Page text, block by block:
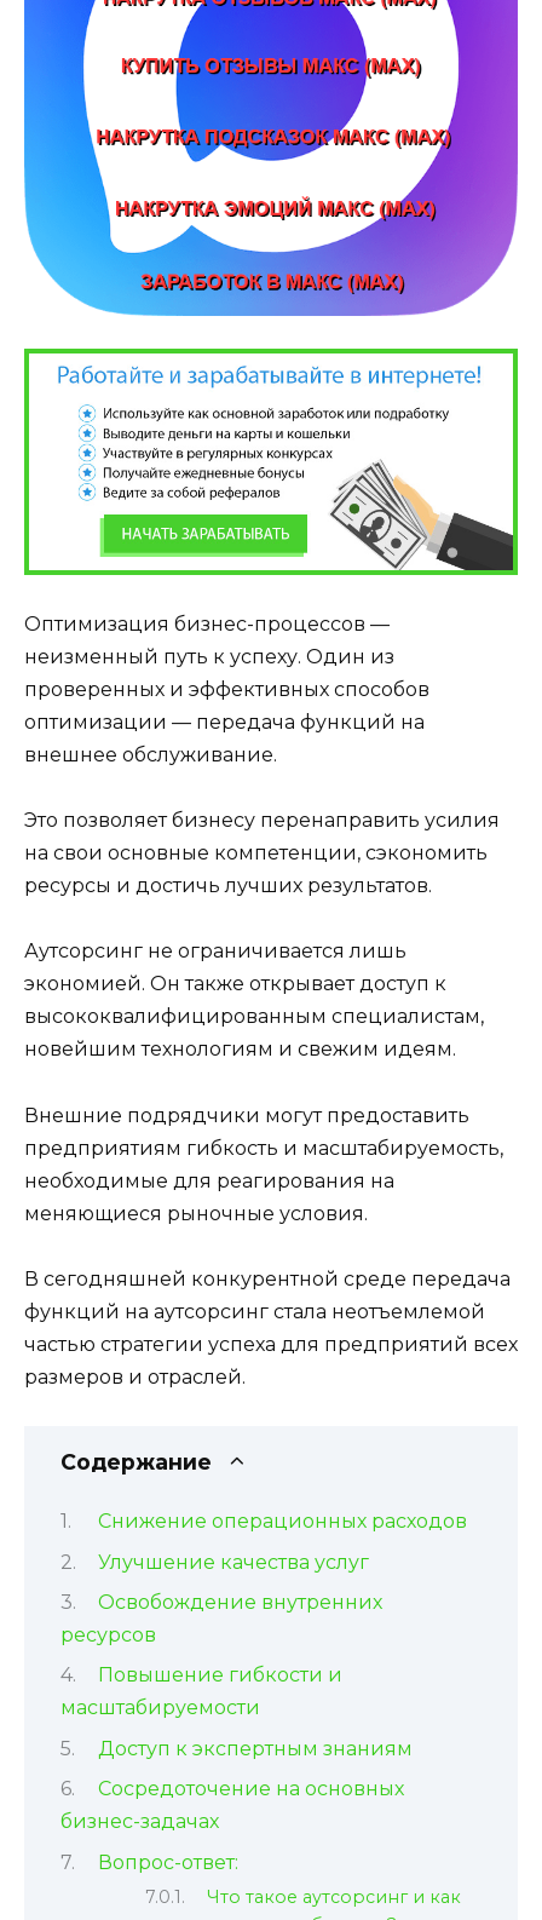
Оптимизация бизнес-процессов —
неизменный путь к успеху. Один из
проверенных и эффективных способов
оптимизации — передача функций на
внешнее обслуживание.
Это позволяет бизнесу перенаправить усилия
на свои основные компетенции, сэкономить
ресурсы и достичь лучших результатов.
Аутсорсинг не ограничивается лишь
экономией. Он также открывает доступ к
высококвалифицированным специалистам,
новейшим технологиям и свежим идеям.
Внешние подрядчики могут предоставить
предприятиям гибкость и масштабируемость,
необходимые для реагирования на
меняющиеся рыночные условия.
В сегодняшней конкурентной среде передача
функций на аутсорсинг стала неотъемлемой
частью стратегии успеха для предприятий всех
размеров и отраслей.
Содержание
Снижение операционных расходов
Улучшение качества услуг
Освобождение внутренних
ресурсов
Повышение гибкости и
масштабируемости
Доступ к экспертным знаниям
Сосредоточение на основных
бизнес-задачах
Вопрос-ответ:
Что такое аутсорсинг и как